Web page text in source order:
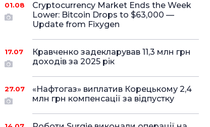
01.08
Cryptocurrency Market Ends the Week
Lower: Bitcoin Drops to $63,000 —
Update from Fixygen
17.07
Кравченко задекларував 11,3 млн грн
доходів за 2025 рік
27.07
«Нафтогаз» виплатив Корецькому 2,4
млн грн компенсації за відпустку